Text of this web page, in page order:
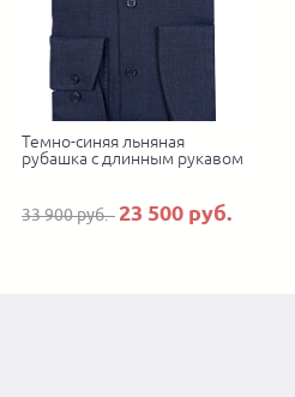
Темно-синяя льняная
рубашка с длинным рукавом
33 900 руб. 23 500 руб.